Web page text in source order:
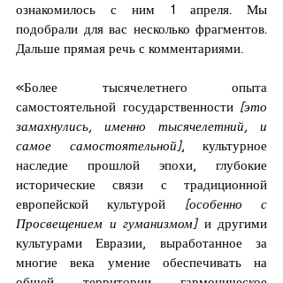
ознакомилось с ним 1 апреля. Мы
подобрали для вас несколько фрагментов.
Дальше прямая речь с комментариями.
«Более тысячелетнего опыта
самостоятельной государственности [это
замахнулись, именно тысячелетний, и
самое самостоятельной], культурное
наследие прошлой эпохи, глубокие
исторические связи с традиционной
европейской культурой [особенно с
Просвещением и гуманизмом] и другими
культурами Евразии, выработанное за
многие века умение обеспечивать на